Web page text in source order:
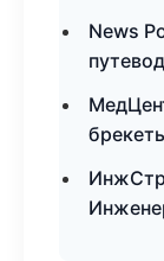
News